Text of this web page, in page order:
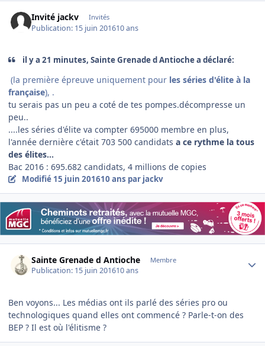
Invité jackv Invités
Publication: 15 juin 201610 ans
il y a 21 minutes, Sainte Grenade d Antioche a déclaré:
(la première épreuve uniquement pour les séries d'élite à la
française), .
tu serais pas un peu a coté de tes pompes.décompresse un
peu..
....les séries d'élite va compter 695000 membre en plus,
l'année dernière c'était 703 500 candidats a ce rythme la tous
des élites...
Bac 2016 : 695.682 candidats, 4 millions de copies
Modifié 15 juin 201610 ans par jackv
Sainte Grenade d Antioche Membre
Publication: 15 juin 201610 ans
Ben voyons... Les médias ont ils parlé des séries pro ou
technologiques quand elles ont commencé ? Parle-t-on des
BEP ? Il est où l'élitisme ?